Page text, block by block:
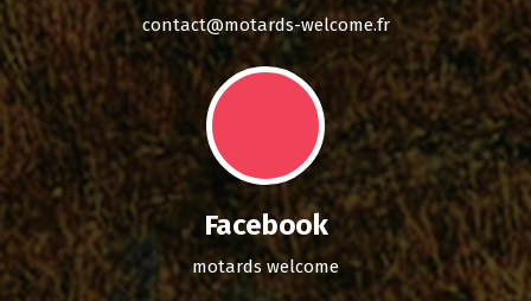
contact@motards-welcome.fr
Facebook
motards welcome